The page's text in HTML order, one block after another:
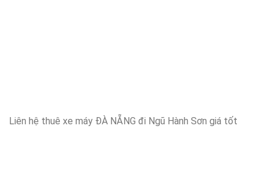
Liên hệ thuê xe máy ĐÀ NẴNG đi Ngũ Hành Sơn giá tốt